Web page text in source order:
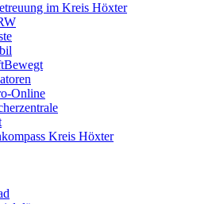
im Kreis Höxter
Online
Kreis Höxter